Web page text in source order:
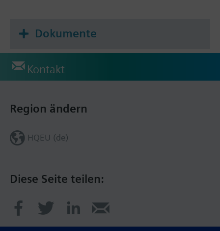
Dokumente
Kontakt
Diese Seite teilen:
Region ändern
HQEU (de)